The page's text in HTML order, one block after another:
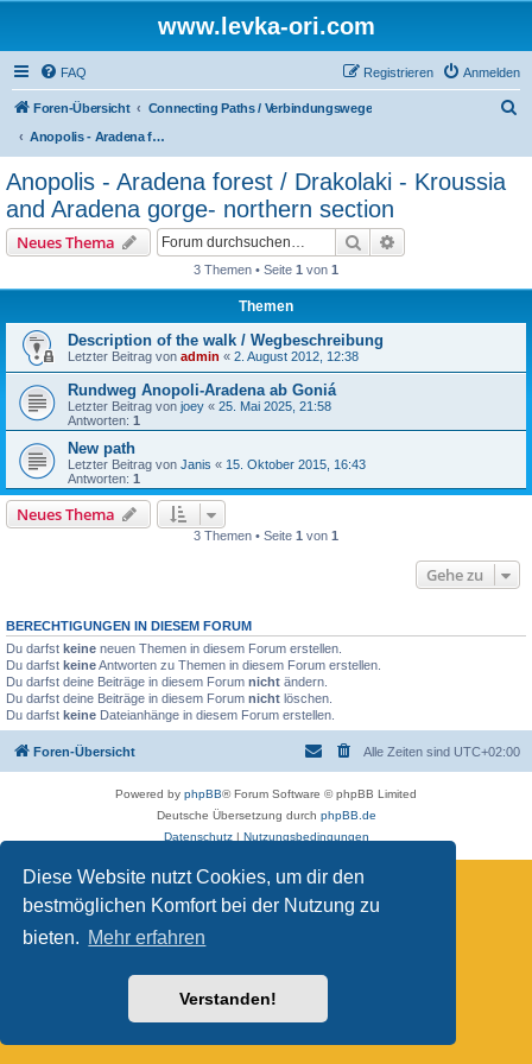
Diese Website nutzt Cookies, um dir den
bestmöglichen Komfort bei der Nutzung zu
bieten. Mehr erfahren
Verstanden!
www.levka-ori.com
FAQ Anmelden
Registrieren
Foren-Übersicht
Connecting Paths / Verbindungswege
Anopolis - Aradena forest / Drakolaki - Kroussia and Aradena gorge- northern section
Anopolis - Aradena forest / Drakolaki - Kroussia
and Aradena gorge- northern section
Neues Thema Suche
3 Themen • Seite 1 von 1
Themen
Description of the walk / Wegbeschreibung
Letzter Beitrag von admin « 2. August 2012, 12:38
Rundweg Anopoli-Aradena ab Goniá
Letzter Beitrag von joey « 25. Mai 2025, 21:58
Antworten: 1
New path
Letzter Beitrag von Janis « 15. Oktober 2015, 16:43
Antworten: 1
Neues Thema
3 Themen • Seite 1 von 1
Gehe zu
BERECHTIGUNGEN IN DIESEM FORUM
Du darfst keine neuen Themen in diesem Forum erstellen.
Du darfst keineAntworten zu Themen in diesem Forum erstellen.
Du darfst deine Beiträge in diesem Forum nicht ändern.
Du darfst deine Beiträge in diesem Forum nicht löschen.
Du darfst keine Dateianhänge in diesem Forum erstellen.
Foren-Übersicht Alle Zeiten sind UTC+02:00
Powered by phpBB® Forum Software © phpBB Limited
Deutsche Übersetzung durch phpBB.de
Datenschutz| Nutzungsbedingungen